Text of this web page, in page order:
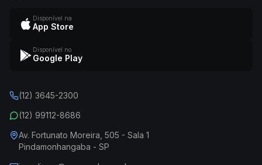
Disponível na
App Store
Disponível no
Google Play
(12) 3645-2300
(12) 99112-8686
Av. Fortunato Moreira, 505 - Sala 1
Pindamonhangaba - SP